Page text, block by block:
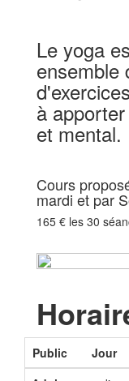
Le yoga
ensemble
à
et mental.
Cours
mardi et par
165 € les 30
Public Jour